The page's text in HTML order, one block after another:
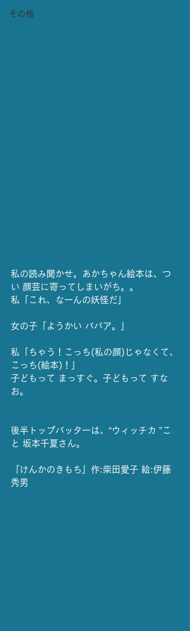
その他
私の読み聞かせ。あかちゃん絵本は、つ
い 顔芸に寄ってしまいがち。。
私「これ、なーんの妖怪だ」
女の子「ようかい ババア。」
私「ちゃう！こっち(私の顔)じゃなくて、
こっち(絵本)！」
子どもって まっすぐ。子どもって すな
お。
後半トップバッターは、“ウィッチカ ”こ
と 坂本千夏さん。
『けんかのきもち』作:柴田愛子 絵:伊藤
秀男